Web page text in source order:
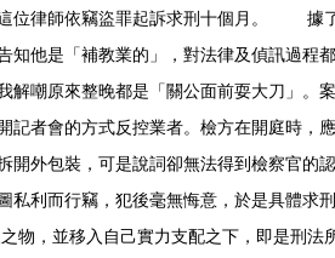
這位律師依竊盜罪起訴求刑十個月。 據
知他是「補教業的」，對法律及偵訊過程
嘲原來整晚都是「關公面前耍大刀」。
者會的方式反控業者。檢方在開庭時，
外包裝，可是說詞卻無法得到檢察官的
利而行竊，犯後毫無悔意，於是具體求刑
，並移入自己實力支配之下，即是刑法